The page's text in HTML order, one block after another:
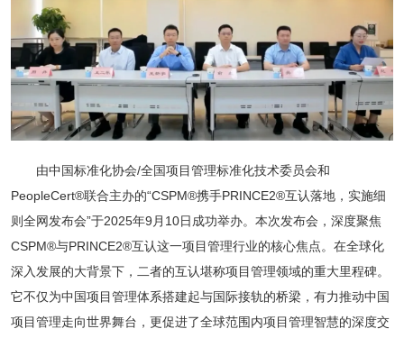
由中国标准化协会/全国项目管理标准化技术委员会和
PeopleCert®联合主办的“CSPM®携手PRINCE2®互认落地，实施细
则全网发布会”于2025年9月10日成功举办。本次发布会，深度聚焦
CSPM®与PRINCE2®互认这一项目管理行业的核心焦点。在全球化
深入发展的大背景下，二者的互认堪称项目管理领域的重大里程碑。
它不仅为中国项目管理体系搭建起与国际接轨的桥梁，有力推动中国
项目管理走向世界舞台，更促进了全球范围内项目管理智慧的深度交